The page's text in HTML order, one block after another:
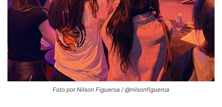
Foto por Nilson Figueroa / @nilsonfigueroa